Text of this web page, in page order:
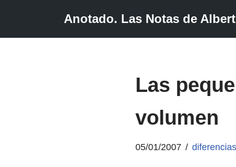
Anotado. Las Notas de
Las
volumen
05/01/2007 diferencias